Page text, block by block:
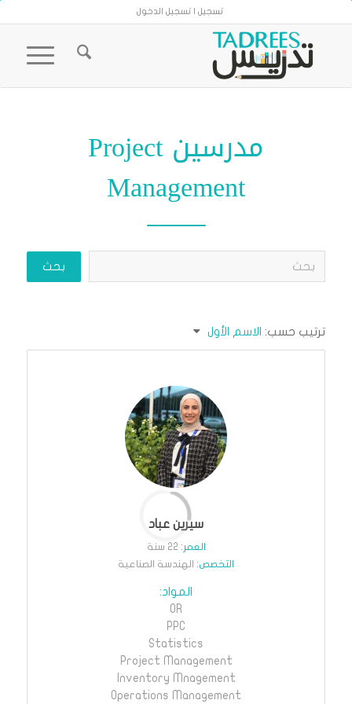
تسجيل | تسجيل الدخول
مدرسين Project
Management
ترتيب حسب: الاسم الأول
سيرين عباد
الهندسة الصناعية
OR
PPC
Statistics
Project Management
Inventory Mnagement
Operations Management